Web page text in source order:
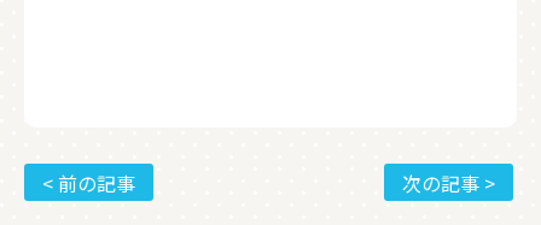
< 前の記事 次の記事 >